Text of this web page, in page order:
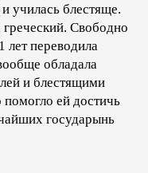
училась блестяще.
греческий. Свободно
лет переводила
обладала
и блестящими
ей достичь
государынь